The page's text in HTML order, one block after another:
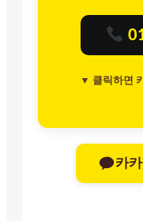
▼ 클릭하면
카